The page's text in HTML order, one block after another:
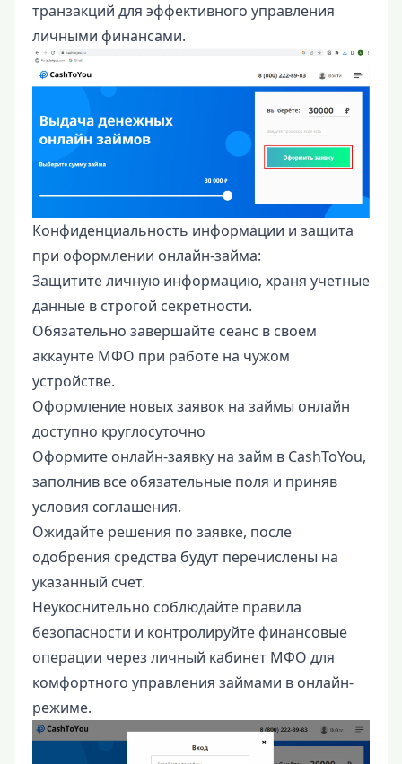
транзакций для эффективного управления
личными финансами.
Конфиденциальность информации и защита
при оформлении онлайн-займа:
Защитите личную информацию, храня учетные
данные в строгой секретности.
Обязательно завершайте сеанс в своем
аккаунте МФО при работе на чужом
устройстве.
Оформление новых заявок на займы онлайн
доступно круглосуточно
Оформите онлайн-заявку на займ в CashToYou,
заполнив все обязательные поля и приняв
условия соглашения.
Ожидайте решения по заявке, после
одобрения средства будут перечислены на
указанный счет.
Неукоснительно соблюдайте правила
безопасности и контролируйте финансовые
операции через личный кабинет МФО для
комфортного управления займами в онлайн-
режиме.